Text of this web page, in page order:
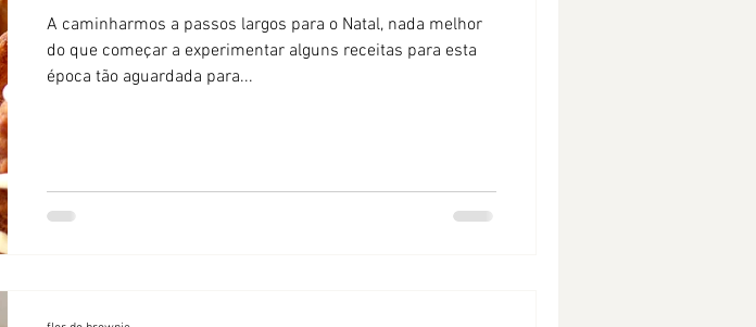
A caminharmos a passos largos para o Natal, nada melhor
do que começar a experimentar alguns receitas para esta
época tão aguardada para...